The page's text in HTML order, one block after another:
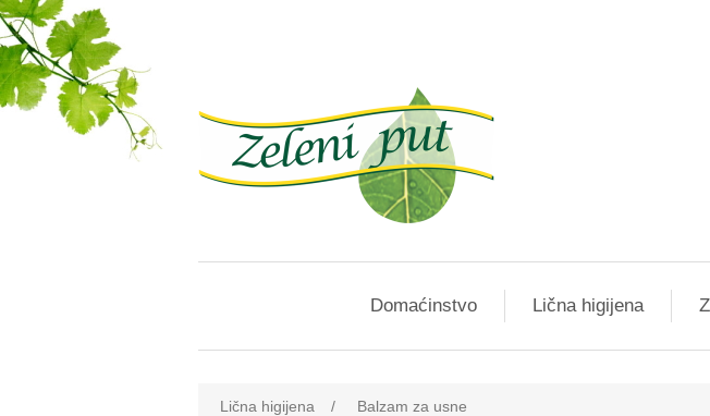
Domaćinstvo Lična higijena
Lična higijena / Balzam za usne